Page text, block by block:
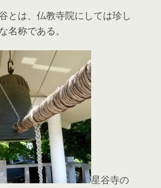
とは、仏教寺院にしては珍し
名称である。
星谷寺の